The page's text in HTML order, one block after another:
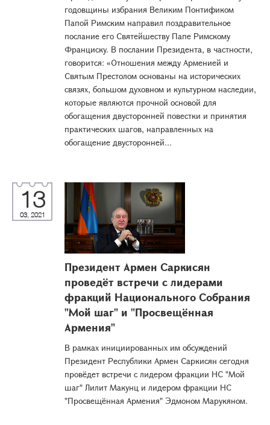
годовщины избрания Великим Понтификом
Папой Римским направил поздравительное
послание его Святейшеству Папе Римскому
Франциску. В послании Президента, в частности,
говорится: «Отношения между Арменией и
Святым Престолом основаны на исторических
связях, большом духовном и культурном наследии,
которые являются прочной основой для
обогащения двусторонней повестки и принятия
практических шагов, направленных на
обогащение двусторонней...
13
03, 2021
Президент Армен Саркисян
проведёт встречи с лидерами
фракций Национального Собрания
"Мой шаг" и "Просвещённая
Армения"
В рамках инициированных им обсуждений
Президент Республики Армен Саркисян сегодня
провёдет встречи с лидером фракции НС "Мой
шаг" Лилит Макунц и лидером фракции НС
"Просвещённая Армения" Эдмоном Марукяном.